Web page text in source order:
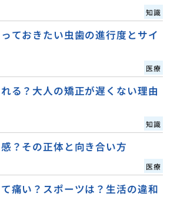
知識
ておきたい虫歯の進行度とサイ
医療
る？大人の矯正が遅くない理由
知識
？その正体と向き合い方
医療
痛い？スポーツは？生活の違和